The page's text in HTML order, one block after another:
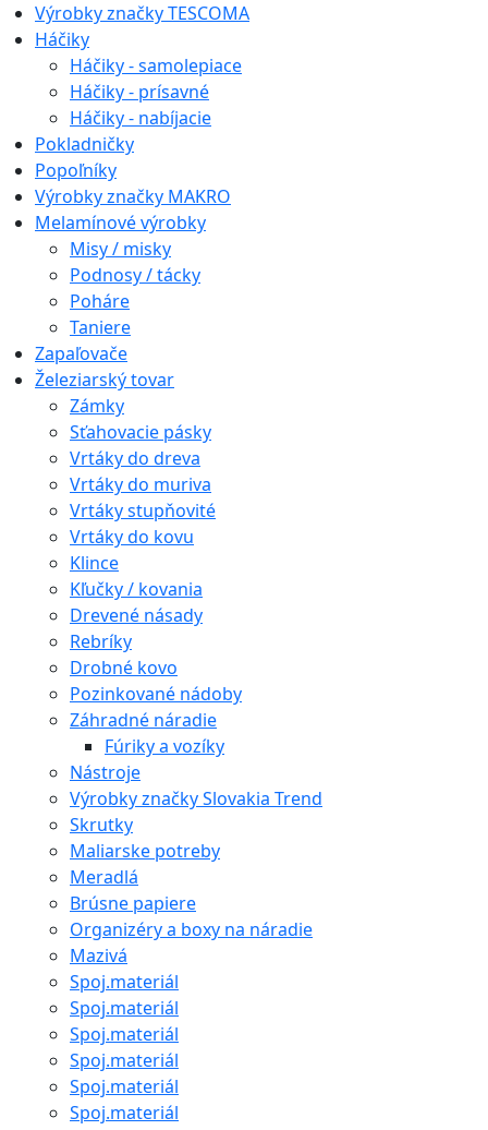
Výrobky značky TESCOMA
Háčiky
Háčiky - samolepiace
Háčiky - prísavné
Háčiky - nabíjacie
Pokladničky
Popoľníky
Výrobky značky MAKRO
Melamínové výrobky
Misy / misky
Podnosy / tácky
Poháre
Taniere
Zapaľovače
Železiarský tovar
Zámky
Sťahovacie pásky
Vrtáky do dreva
Vrtáky do muriva
Vrtáky stupňovité
Vrtáky do kovu
Klince
Kľučky / kovania
Drevené násady
Rebríky
Drobné kovo
Pozinkované nádoby
Záhradné náradie
Fúriky a vozíky
Nástroje
Výrobky značky Slovakia Trend
Skrutky
Maliarske potreby
Meradlá
Brúsne papiere
Organizéry a boxy na náradie
Mazivá
Spoj.materiál
Spoj.materiál
Spoj.materiál
Spoj.materiál
Spoj.materiál
Spoj.materiál